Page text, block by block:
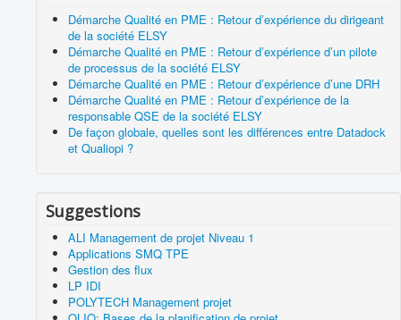
Démarche Qualité en PME : Retour d’expérience du dirigeant
de la société ELSY
Démarche Qualité en PME : Retour d’expérience d’un pilote
de processus de la société ELSY
Démarche Qualité en PME : Retour d’expérience d’une DRH
Démarche Qualité en PME : Retour d’expérience de la
responsable QSE de la société ELSY
De façon globale, quelles sont les différences entre Datadock
et Qualiopi ?
Suggestions
ALI Management de projet Niveau 1
Applications SMQ TPE
Gestion des flux
LP IDI
POLYTECH Management projet